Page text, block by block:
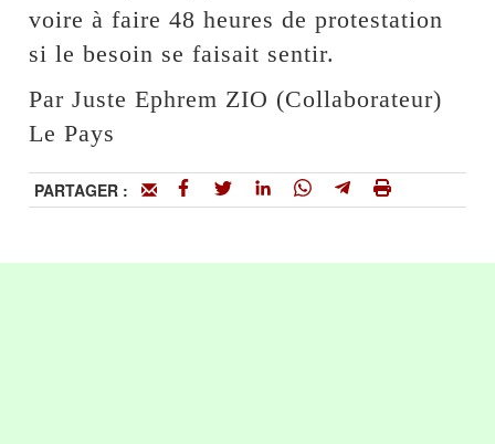
voire à faire 48 heures de protestation
si le besoin se faisait sentir.
Par Juste Ephrem ZIO (Collaborateur)
Le Pays
PARTAGER :